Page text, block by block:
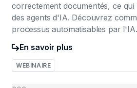
correctement documentés, ce qui
des agents d'IA. Découvrez
processus automatisables par l'IA.
En savoir plus
WEBINAIRE